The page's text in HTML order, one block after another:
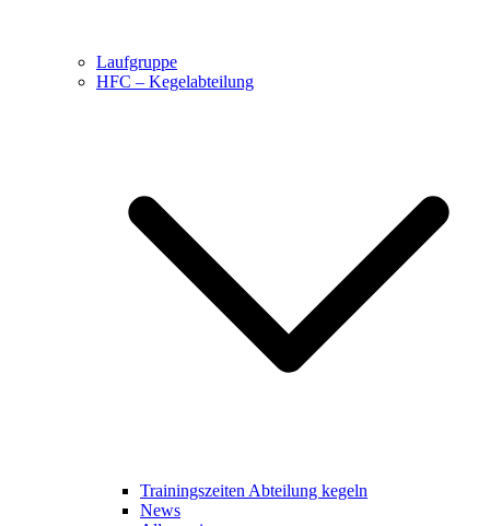
Laufgruppe
HFC – Kegelabteilung
Trainingszeiten Abteilung kegeln
News